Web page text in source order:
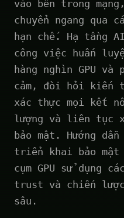
vào bên trong
chuyển ngang qua
hạn chế. Hạ tầng
công việc huấn
hàng nghìn GPU
cảm, đòi hỏi kiến
xác thực mọi kết
lượng và liên tục
bảo mật. Hướng
triển khai bảo mật
cụm GPU sử dụng
trust và chiến
sâu.